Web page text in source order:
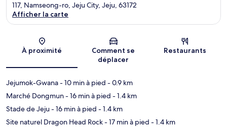
Carte
117, Namseong-ro, Jeju City, Jeju, 63172
Afficher la carte
À proximité
Comment se
déplacer
Restaurants
Jejumok-Gwana- 10 min à pied - 0.9 km
Marché Dongmun- 16 min à pied - 1.4 km
Stade de Jeju- 16 min à pied - 1.4 km
Site naturel Dragon Head Rock- 17 min à pied - 1.4 km